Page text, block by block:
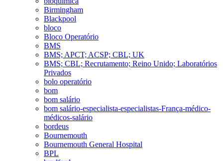
Birmingham
Blackpool
bloco
Bloco Operatório
BMS
BMS; APCT; ACSP; CBL; UK
BMS; CBL; Recrutamento; Reino Unido; Laboratórios
Privados
bolo operatório
bom
bom salário
bom salário-especialista-especialistas-França-médico-
médicos-salário
bordeus
Bournemouth
Bournemouth General Hospital
BPL